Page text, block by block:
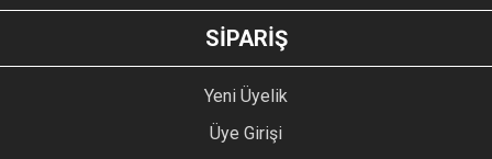
GÖNDER
SİPARİŞ
Yeni Üyelik
Üye Girişi